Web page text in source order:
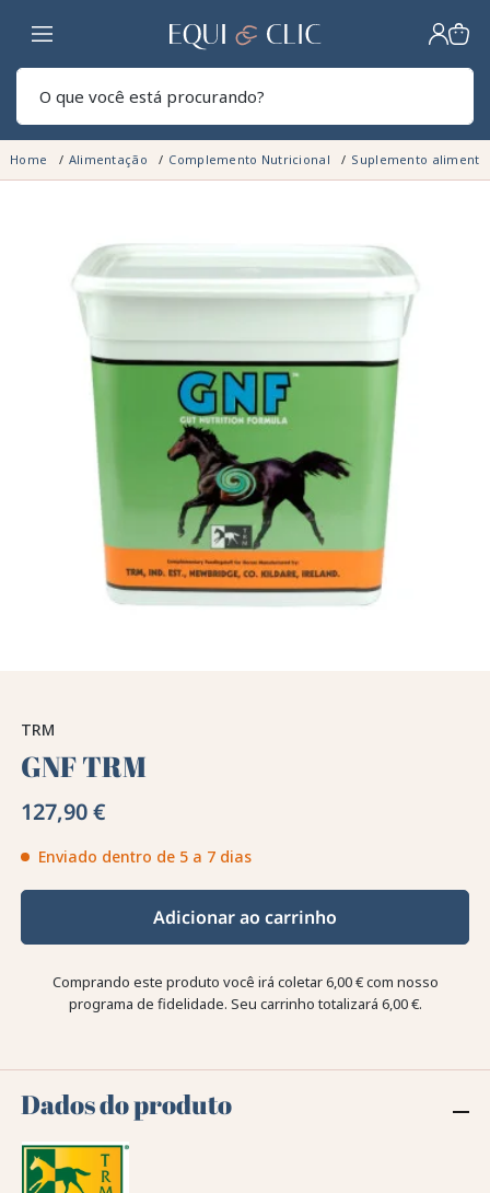
Lar
Home Alimentação Complemento Nutricional Suplemento
TRM
GNF TRM
127,90 €
Enviado dentro de 5 a 7 dias
Adicionar ao carrinho
Comprando este produto você irá coletar6,00 €com nosso
programa de fidelidade. Seu carrinho totalizará 6,00 €.
Dados do produto